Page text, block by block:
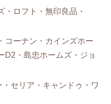
・ロフト・無印良品・
コーナン・カインズホー
D2・島忠ホームズ・ジョ
セリア・キャンドゥ・ワ